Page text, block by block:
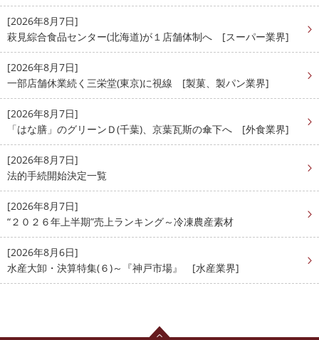
[2026年8月7日]
萩見綜合食品センター(北海道)が１店舗体制へ [スーパー業界]
[2026年8月7日]
一部店舗休業続く三栄堂(東京)に視線 [製菓、製パン業界]
[2026年8月7日]
「はな膳」のグリーンＤ(千葉)、京葉瓦斯の傘下へ [外食業界]
[2026年8月7日]
法的手続開始決定一覧
[2026年8月7日]
“２０２６年上半期”売上ランキング～冷凍農産素材
[2026年8月6日]
水産大卸・決算特集(６)～『神戸市場』 [水産業界]